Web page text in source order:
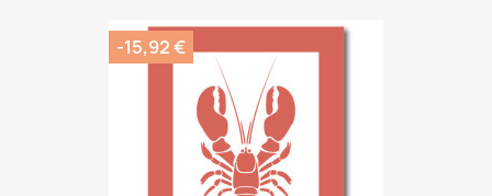
-15,92 €